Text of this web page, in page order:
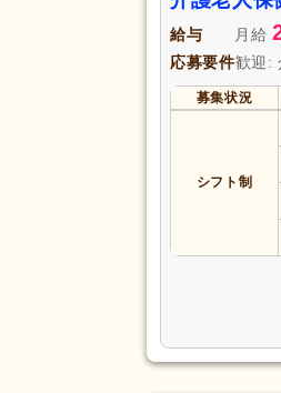
給与 月給
応募要件歓迎:
募集状況
シフト制